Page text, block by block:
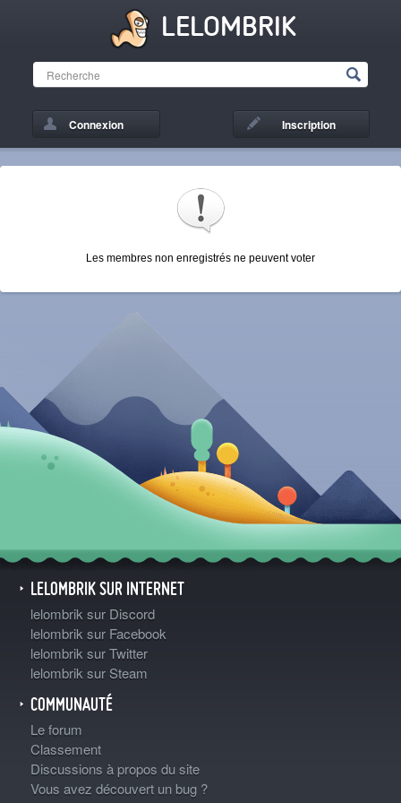
LELOMBRIK
Connexion Inscription
Les membres non enregistrés ne peuvent voter
LELOMBRIK SUR INTERNET
lelombrik sur Discord
lelombrik sur Facebook
lelombrik sur Twitter
lelombrik sur Steam
COMMUNAUTÉ
Le forum
Classement
Discussions à propos du site
Vous avez découvert un bug ?